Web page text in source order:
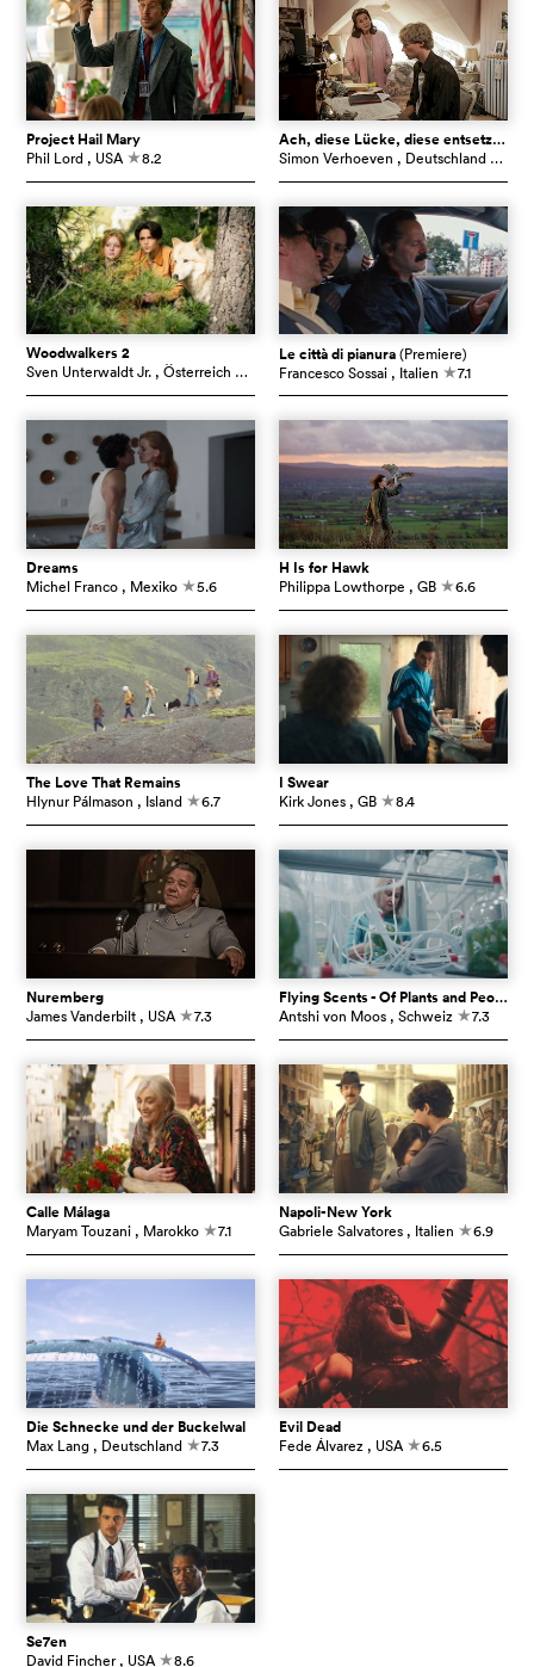
Project Hail Mary
Phil Lord , USA c8.2
Ach, diese Lücke, diese entsetzliche Lücke
Simon Verhoeven , Deutschland
Woodwalkers 2
Sven Unterwaldt Jr. , Österreich c
Le città di pianura(Premiere)
Francesco Sossai , Italien c7.1
Dreams
Michel Franco , Mexiko c5.6
H Is for Hawk
Philippa Lowthorpe , GB c6.6
The Love That Remains
Hlynur Pálmason , Island c6.7
I Swear
Kirk Jones , GB c8.4
Nuremberg
James Vanderbilt , USA c7.3
Flying Scents - Of Plants and People
Antshi von Moos , Schweiz c7.3
Calle Málaga
Maryam Touzani , Marokko c7.1
Napoli-New York
Gabriele Salvatores , Italien c6.9
Die Schnecke und der Buckelwal
Max Lang , Deutschland c7.3
Evil Dead
Fede Álvarez , USA c6.5
Se7en
David Fincher , USA c8.6